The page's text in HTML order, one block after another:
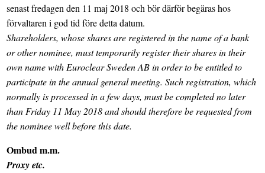
senast fredagen den 11 maj 2018 och bör därför begäras hos
förvaltaren i god tid före detta datum.
Shareholders, whose shares are registered in the name of a bank
or other nominee, must temporarily register their shares in their
own name with Euroclear Sweden AB in order to be entitled to
participate in the annual general meeting. Such registration, which
normally is processed in a few days, must be completed no later
than Friday 11 May 2018 and should therefore be requested from
the nominee well before this date.
Ombud m.m.
Proxy etc.